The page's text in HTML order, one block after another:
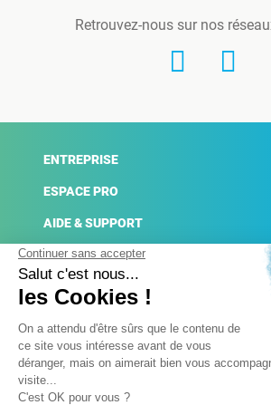
Retrouvez-nous sur nos
ENTREPRISE
ESPACE PRO
AIDE & SUPPORT
ACTUALITÉS
Mentions légales